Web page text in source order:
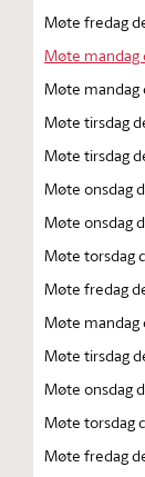
Møte fredag
Møte mandag
Møte mandag
Møte tirsdag
Møte tirsdag
Møte onsdag
Møte onsdag
Møte torsdag
Møte fredag
Møte mandag
Møte tirsdag
Møte onsdag
Møte torsdag
Møte fredag